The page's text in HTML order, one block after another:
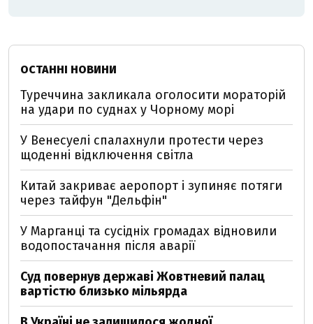
ОСТАННІ НОВИНИ
Туреччина закликала оголосити мораторій
на удари по суднах у Чорному морі
У Венесуелі спалахнули протести через
щоденні відключення світла
Китай закриває аеропорт і зупиняє потяги
через тайфун "Дельфін"
У Марганці та сусідніх громадах відновили
водопостачання після аварії
Суд повернув державі Жовтневий палац
вартістю близько мільярда